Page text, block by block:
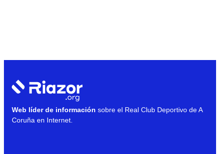
Web líder de información sobre el Real Club Deportivo de A
Coruña en Internet.